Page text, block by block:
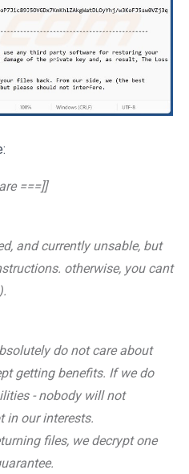
===]]
and currently unsable, but
otherwise, you cant
do not care about
getting benefits. If we do
- nobody will not
in our interests.
files, we decrypt one